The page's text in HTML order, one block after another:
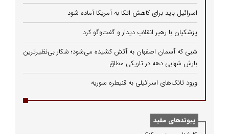
اسرائیل باید برای کاهش اتکا به آمریکا آماده شود
پزشکیان با رهبر انقلاب دیدار و گفت‌وگو کرد
شبی که آسمان اصفهان به آتش کشیده می‌شود؛ شکار بی‌نظیرترین
بارش شهابی دهه در تاریکی مطلق
ورود تانک‌های اسرائیلی به قنیطره سوریه
پیوندهای مفید